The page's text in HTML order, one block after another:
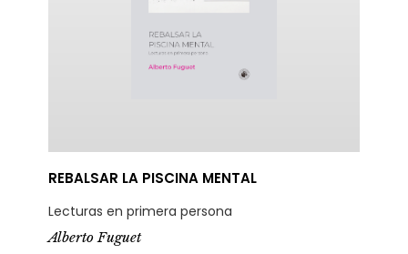
REBALSAR LA PISCINA MENTAL
Lecturas en primera persona
Alberto Fuguet